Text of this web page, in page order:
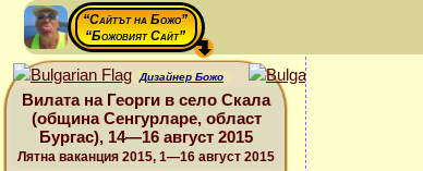
“Сайтът на Божо”
“Божовият Сайт”
Дизайнер Божо
Вилата на Георги в село Скала
(община Сенгурларе, област
Бургас), 14—16 август 2015
Лятна ваканция 2015, 1—16 август 2015